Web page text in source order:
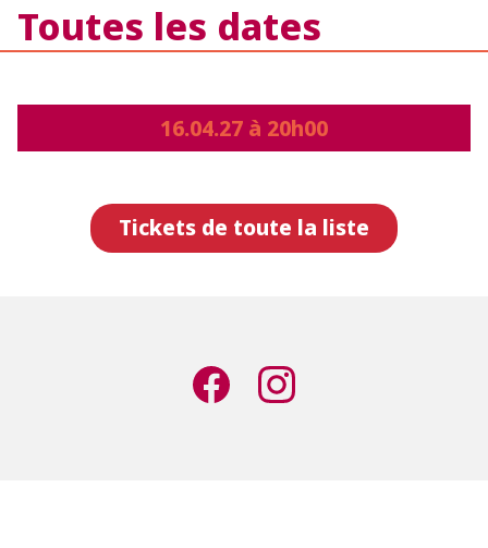
Toutes les dates
16.04.27 à 20h00
Tickets de toute la liste